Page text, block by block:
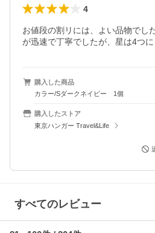
4
お値段の割リには、よい品物でし
が迅速で丁寧でしたが、星は4つに
購入した商品
カラー/Sダークネイビー 1個
購入したストア
東京ハンガー Travel&Life
すべてのレビュー